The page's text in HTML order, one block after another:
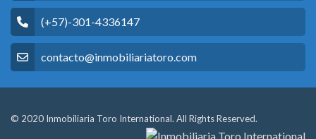
(+57)-301-4336147
contacto@inmobiliariatoro.com
© 2020 Inmobiliaria Toro International. All Rights Reserved.